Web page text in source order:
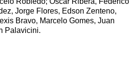
Jorge Flores, Edson Zenteno,
Bravo, Marcelo Gomes, Juan
Palavicini.